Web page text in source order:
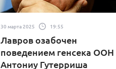
30 марта 2025 19:55
Лавров озабочен
поведением генсека ООН
Антониу Гутерриша